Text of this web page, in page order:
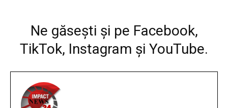
Ne găsești și pe Facebook,
TikTok, Instagram și YouTube.